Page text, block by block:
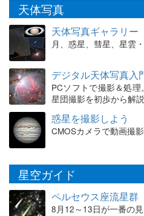
天体写真
天体写真ギャラリー
月、惑星、彗星、星雲
デジタル天体写真入
PCソフトで撮影＆処
星団撮影を初歩から解説
惑星を撮影しよう
CMOSカメラで動画撮
星空ガイド
ペルセウス座流星群
8月12～13日が一番の